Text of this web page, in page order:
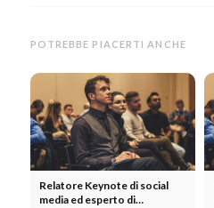
POTREBBE PIACERTI ANCHE
Relatore Keynote di social
media ed esperto di